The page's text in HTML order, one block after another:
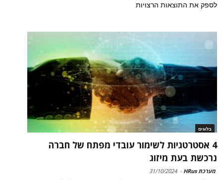
לספק את התוצאות הרצויות
בלוגים
4 אסטרטגיות לשימור עובדי מפתח של חברה
נרכשת בעת מיזוג
מערכת HRus -
31/10/2024